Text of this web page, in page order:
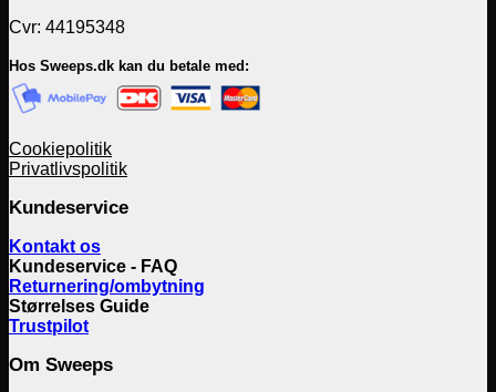
Cvr: 44195348
Hos Sweeps.dk kan du betale med:
Cookiepolitik
Privatlivspolitik
Kundeservice
Kontakt os
Kundeservice - FAQ
Returnering/ombytning
Størrelses Guide
Trustpilot
Om Sweeps